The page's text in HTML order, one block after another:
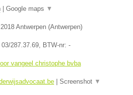
Google maps ▼
2018 Antwerpen (Antwerpen)
03/287.37.69, BTW-nr: -
vangeel christophe bvba
Screenshot ▼